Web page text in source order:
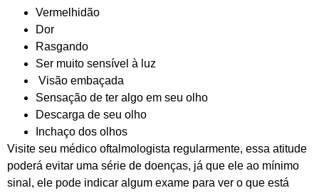
Vermelhidão
Dor
Rasgando
Ser muito sensível à luz
Visão embaçada
Sensação de ter algo em seu olho
Descarga de seu olho
Inchaço dos olhos
Visite seu médico oftalmologista regularmente, essa atitude
poderá evitar uma série de doenças, já que ele ao mínimo
sinal, ele pode indicar algum exame para ver o que está